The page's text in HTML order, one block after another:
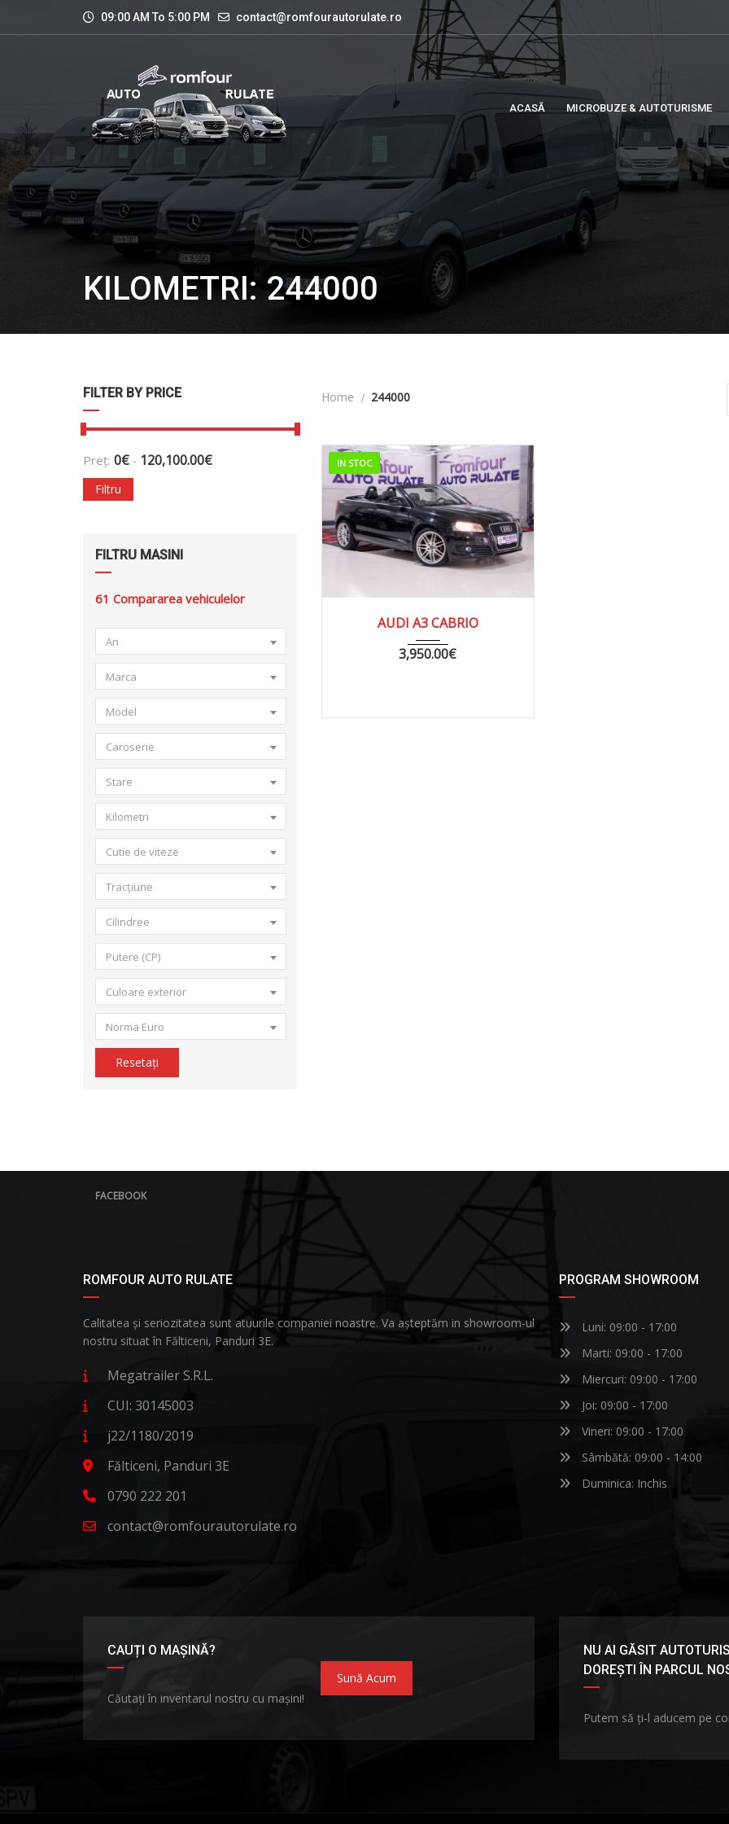
09:00 AM To 5:00 PM contact@romfourautorulate.ro
ACASĂ MICROBUZE & AUTOTURISME
KILOMETRI: 244000
FILTER BY PRICE
Preț: 0€ - 120,100.00€
Filtru
FILTRU MASINI
61 Compararea vehiculelor
An
Marca
Model
Caroserie
Stare
Kilometri
Cutie de viteze
Tracțiune
Cilindree
Putere (CP)
Culoare exterior
Norma Euro
Resetați
Home 244000
IN STOC
MANUA...
AUDI A3 CABRIO
3,950.00€
FACEBOOK
ROMFOUR AUTO RULATE
Calitatea și seriozitatea sunt atuurile companiei noastre. Va așteptăm in showroom-ul
nostru situat în Fălticeni, Panduri 3E.
Megatrailer S.R.L.
CUI: 30145003
j22/1180/2019
Fălticeni, Panduri 3E
0790 222 201
contact@romfourautorulate.ro
PROGRAM SHOWROOM
Luni: 09:00 - 17:00
Marti: 09:00 - 17:00
Miercuri: 09:00 - 17:00
Joi: 09:00 - 17:00
Vineri: 09:00 - 17:00
Sâmbătă: 09:00 - 14:00
Duminica: Inchis
CAUȚI O MAȘINĂ?
Căutați în inventarul nostru cu mașini!
Sună Acum
NU AI GĂSIT
DOREȘTI ÎN PARCUL
Putem să ți-l aducem pe